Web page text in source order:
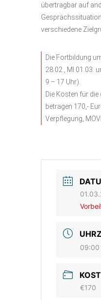
übertragbar auf
verschiedene
Die Fortbildung
28.02., MI 01.03.
9 – 17 Uhr).
Die Kosten für
betragen 170,-
Verpflegung,
Vorbei!
09:00
€170